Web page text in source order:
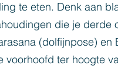
te eten. Denk aan
die je derde
(dolfijnpose) en
voorhoofd ter hoogte